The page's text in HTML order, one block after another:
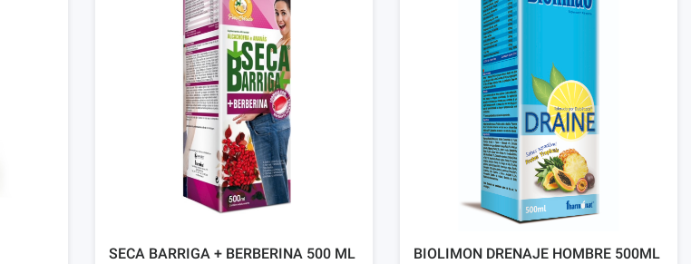
SECA BARRIGA + BERBERINA 500 ML BIOLIMON DRENAJE HOMBRE 500ML